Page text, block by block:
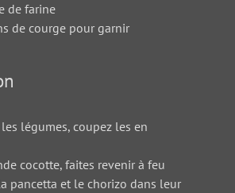
de farine
de courge pour garnir
légumes, coupez les en
cocotte, faites revenir à feu
pancetta et le chorizo dans leur